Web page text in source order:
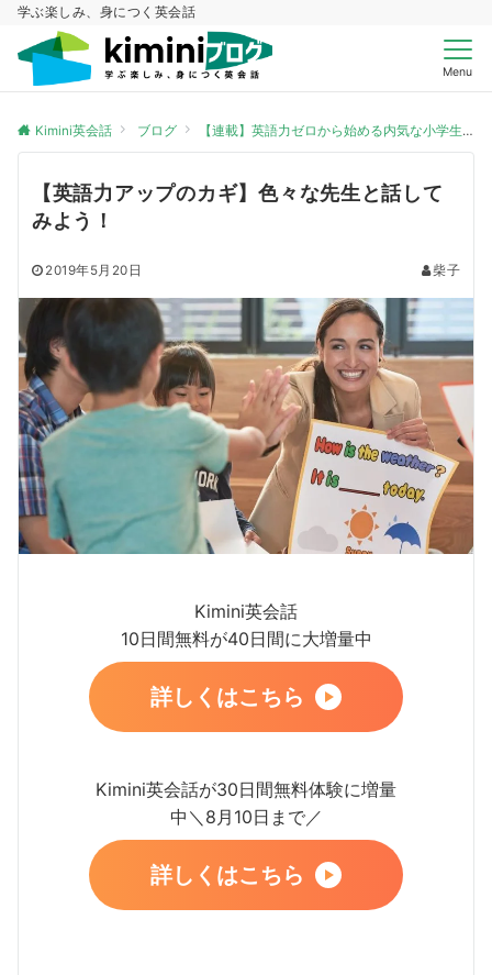
学ぶ楽しみ、身につく英会話
Menu
Kimini英会話 ブログ 【連載】英語力ゼロから始める内気な小学生
【英語力アップのカギ】色々な先生と話して
みよう！
2019年5月20日 柴子
Kimini英会話
10日間無料が40日間に大増量中
詳しくはこちら
Kimini英会話が30日間無料体験に増量
中＼8月10日まで／
詳しくはこちら